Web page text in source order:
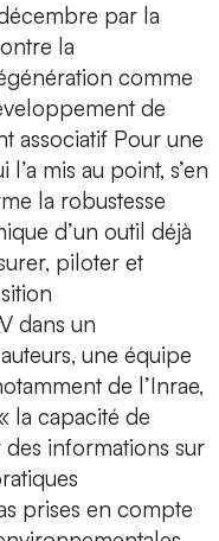
par la
la
comme
de
associatif Pour une
mis au point, s’en
la robustesse
d’un outil déjà
piloter et
dans un
une équipe
de l’Inrae,
la capacité de
des informations sur
prises en compte